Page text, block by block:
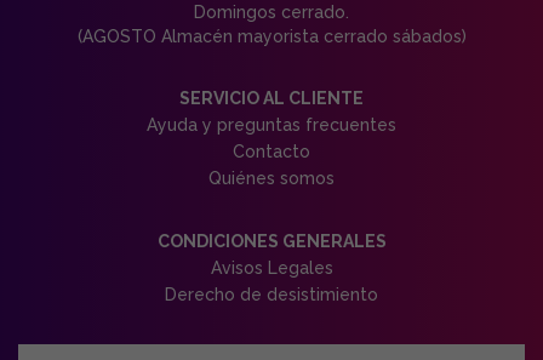
Domingos cerrado.
(AGOSTO Almacén mayorista cerrado sábados)
SERVICIO AL CLIENTE
Ayuda y preguntas frecuentes
Contacto
Quiénes somos
CONDICIONES GENERALES
Avisos Legales
Derecho de desistimiento